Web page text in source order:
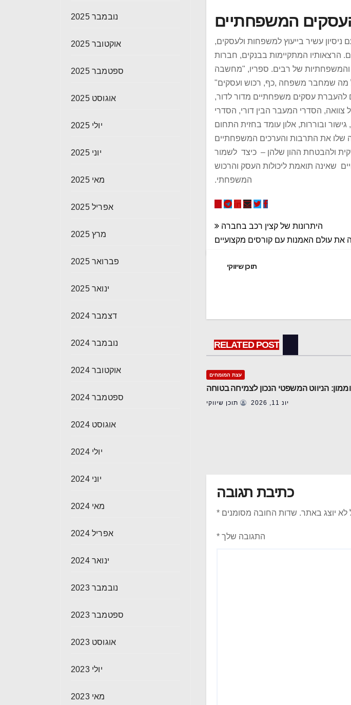
העסקים המשפחתיים
עשיר בייעוץ למשפחות ולעסקים,
לעסקיהם. הרצאותיו המתקיימות בבנקים, חברות
והמשפחתיות של רבים. ספריו, "מחשבה
מה שמחבר משפחה ,כף, רכוש ועסקים"
להעברת עסקים משפחתיים מדור לדור,
הסדרי המעבר הבין דורי, הסדרי
ובוררות, אלון עומד בחזית התחום
שלו את התרבות והערכים המשפחתיים
ולהבטחת ההון שלהן – כיצד לשמור
שאינה תואמת ליכולות העסק והרכוש
המשפחתי.
היתרונות של קצין רכב בחברה
את עולם האמנות עם קורסים מקצועיים
תוכן שיווקי
RELATED POST
עצת המומחים
הניווט המשפטי הנכון לצמיחה בטוחה
יונ 11, 2026 תוכן שיווקי
כתיבת תגובה
לא יוצג באתר. שדות החובה מסומנים *
התגובה שלך *
נובמבר 2025
אוקטובר 2025
ספטמבר 2025
אוגוסט 2025
יולי 2025
יוני 2025
מאי 2025
אפריל 2025
מרץ 2025
פברואר 2025
ינואר 2025
דצמבר 2024
נובמבר 2024
אוקטובר 2024
ספטמבר 2024
אוגוסט 2024
יולי 2024
יוני 2024
מאי 2024
אפריל 2024
ינואר 2024
נובמבר 2023
ספטמבר 2023
אוגוסט 2023
יולי 2023
מאי 2023